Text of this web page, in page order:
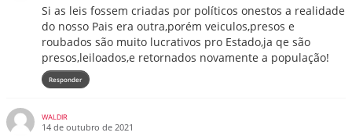
Si as leis fossem criadas por políticos onestos a realidade
do nosso Pais era outra,porém veiculos,presos e
roubados são muito lucrativos pro Estado,ja qe são
presos,leiloados,e retornados novamente a população!
Responder
WALDIR
14 de outubro de 2021